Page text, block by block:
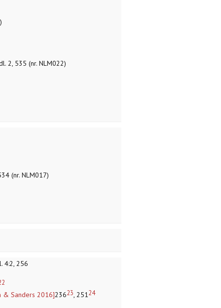
2, 535 (nr. NLM022)
(nr. NLM017)
4:2, 256
& Sanders 2016]23623, 25124